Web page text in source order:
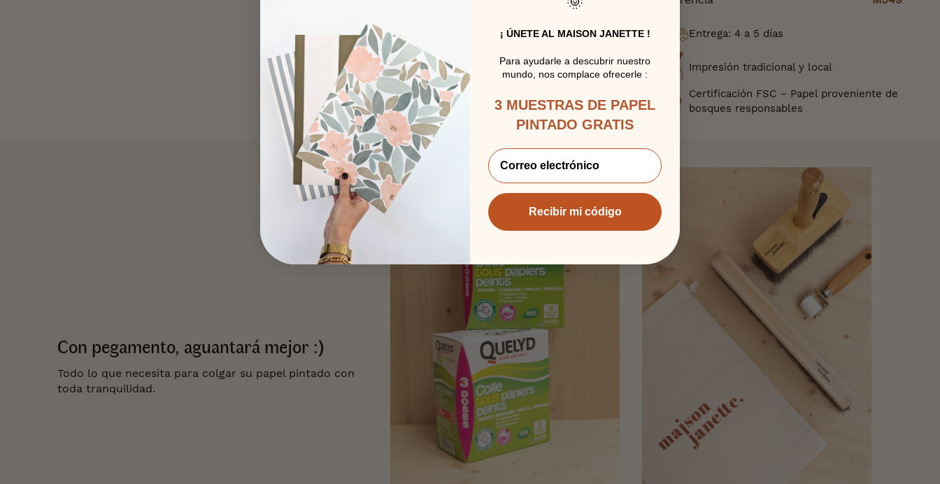
Entrega: 4 a 5 días
Impresión tradicional y local
Certificación FSC – Papel proveniente de
bosques responsables
Con pegamento, aguantará mejor :)
Todo lo que necesita para colgar su papel pintado con
toda tranquilidad.
¡ ÚNETE AL MAISON JANETTE !
Para ayudarle a descubrir nuestro
mundo, nos complace ofrecerle :
3 MUESTRAS DE PAPEL
PINTADO GRATIS
Recibir mi código